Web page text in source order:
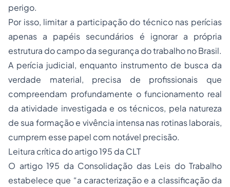
perigo.
Por isso, limitar a participação do técnico nas perícias
apenas a papéis secundários é ignorar a própria
estrutura do campo da segurança do trabalho no Brasil.
A perícia judicial, enquanto instrumento de busca da
verdade material, precisa de profissionais que
compreendam profundamente o funcionamento real
da atividade investigada e os técnicos, pela natureza
de sua formação e vivência intensa nas rotinas laborais,
cumprem esse papel com notável precisão.
Leitura crítica do artigo 195 da CLT
O artigo 195 da Consolidação das Leis do Trabalho
estabelece que “a caracterização e a classificação da